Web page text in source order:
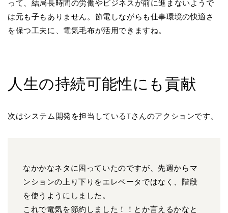
って、結局長時間の労働やビジネスが前に進まないようで
は元も子もありません。節電しながらも仕事環境の快適さ
を保つ工夫に、電気毛布が活用できますね。
人生の持続可能性にも貢献
次はシステム開発を担当しているTさんのアクションです。
なかかなネタに困っていたのですが、先週からマ
ンションの上り下りをエレベータではなく、階段
を使うようにしました。
これで電気を節約しました！！とか言えるかなと